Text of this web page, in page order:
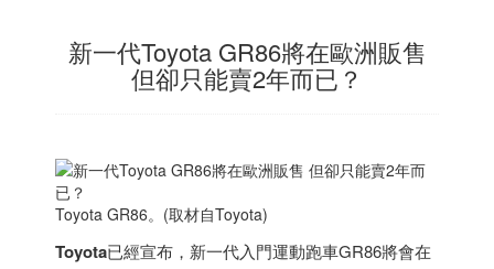
新一代Toyota GR86將在歐洲販售
但卻只能賣2年而已？
Toyota GR86。(取材自Toyota)
Toyota已經宣布，新一代入門運動跑車GR86將會在